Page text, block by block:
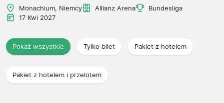
Biura podróży
Monachium, Niemcy Allianz Arena
Bundesliga
17 Kwi 2027
Pokaż wszystkie Tylko bilet Pakiet z hotelem
Pakiet z hotelem i przelotem